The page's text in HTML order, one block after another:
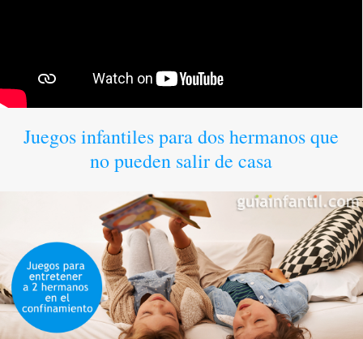
Juegos infantiles para dos hermanos que
no pueden salir de casa